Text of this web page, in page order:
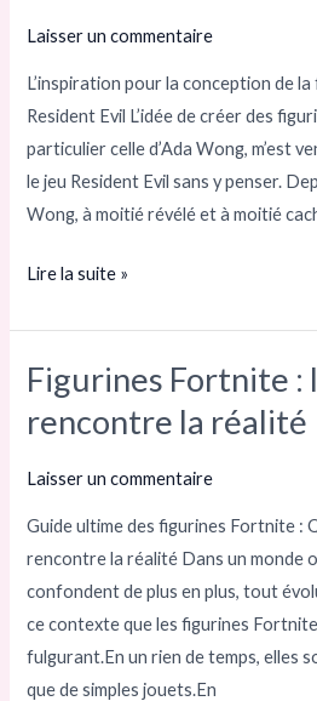
Laisser un commentaire
L’inspiration pour la conception de la
Resident Evil L’idée de créer des
particulier celle d’Ada Wong, m’est
le jeu Resident Evil sans y penser.
Wong, à moitié révélé et à moitié
figurine
hentai
d’Ada
Wong
Resident
Lire la suite »
Figurines Fortnite :
rencontre la réalité
Laisser un commentaire
Guide ultime des figurines Fortnite :
rencontre la réalité Dans un monde
confondent de plus en plus, tout
ce contexte que les figurines
fulgurant.En un rien de temps, elles
que de simples jouets.En
Figurines
le
jeu
la
réalité